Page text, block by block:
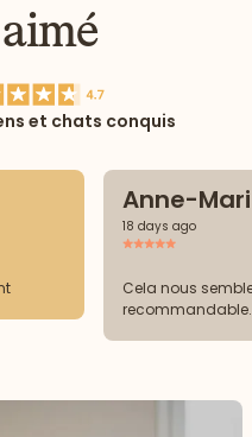
et chats conquis
Anne-
18 days ago
Cela nous
recommandable.